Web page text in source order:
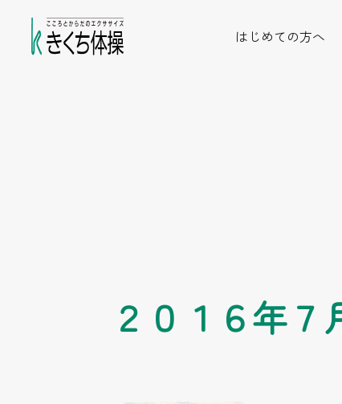
はじめての方へ
２０１６年